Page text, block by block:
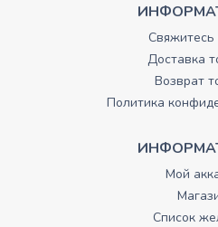
Свяжитесь
Доставка
Возврат
Политика
Мой
Список